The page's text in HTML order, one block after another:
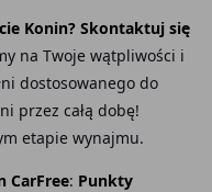
Konin? Skontaktuj się
na Twoje wątpliwości i
dostosowanego do
przez całą dobę!
etapie wynajmu.
CarFree: Punkty